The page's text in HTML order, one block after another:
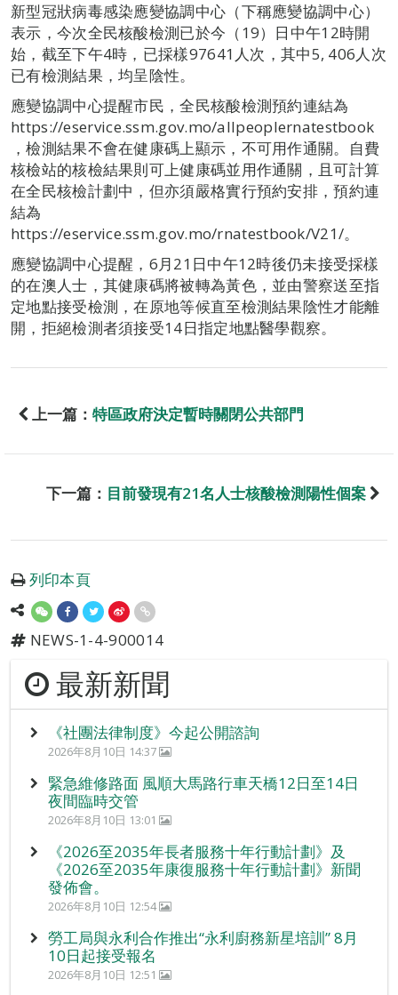
新型冠狀病毒感染應變協調中心（下稱應變協調中心）
表示，今次全民核酸檢測已於今（19）日中午12時開
始，截至下午4時，已採樣97641人次，其中5, 406人次
已有檢測結果，均呈陰性。
應變協調中心提醒市民，全民核酸檢測預約連結為
https://eservice.ssm.gov.mo/allpeoplernatestbook
，檢測結果不會在健康碼上顯示，不可用作通關。自費
核檢站的核檢結果則可上健康碼並用作通關，且可計算
在全民核檢計劃中，但亦須嚴格實行預約安排，預約連
結為
https://eservice.ssm.gov.mo/rnatestbook/V21/。
應變協調中心提醒，6月21日中午12時後仍未接受採樣
的在澳人士，其健康碼將被轉為黃色，並由警察送至指
定地點接受檢測，在原地等候直至檢測結果陰性才能離
開，拒絕檢測者須接受14日指定地點醫學觀察。
上一篇： 特區政府決定暫時關閉公共部門
下一篇： 目前發現有21名人士核酸檢測陽性個案
列印本頁
NEWS-1-4-900014
最新新聞
《社團法律制度》今起公開諮詢
2026年8月10日 14:37
緊急維修路面 風順大馬路行車天橋12日至14日
夜間臨時交管
2026年8月10日 13:01
《2026至2035年長者服務十年行動計劃》及
《2026至2035年康復服務十年行動計劃》新聞
發佈會。
2026年8月10日 12:54
勞工局與永利合作推出“永利廚務新星培訓” 8月
10日起接受報名
2026年8月10日 12:51